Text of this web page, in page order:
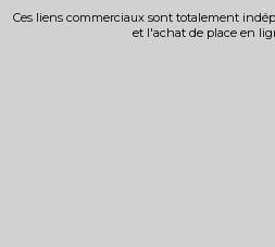
Ces liens commerciaux sont totalement
et l'achat de place en